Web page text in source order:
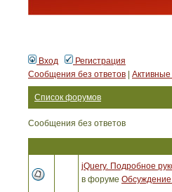
Вход
Регистрация
Сообщения без ответов
Список форумов
Сообщения без ответов
jQuery. Подробное
в форуме Обсуждение